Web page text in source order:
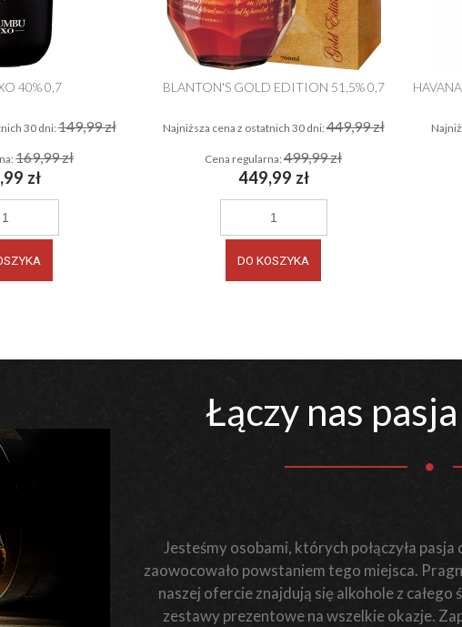
40% 0,7
zł
169,99 zł
30 dni:149,99 zł
BLANTON'S GOLD EDITION 51,5% 0,7
449,99 zł
Cena regularna: 499,99 zł
Najniższa cena z ostatnich 30 dni:449,99 zł
DO KOSZYKA
Łączy nas
Jesteśmy osobami, których połączyła
zaowocowało powstaniem tego miejsca.
naszej ofercie znajdują się alkohole z
zestawy prezentowe na wszelkie okazje.